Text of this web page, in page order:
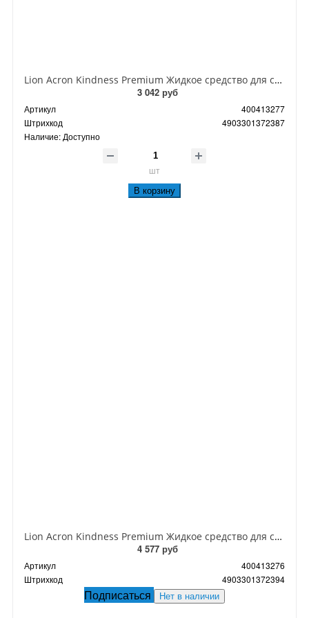
Lion Acron Kindness Premium Жидкое средство для стирки деликатных тканей с премиальной формулой без полоскания 420 мл
3 042 руб
Артикул
400413277
Штрихкод
4903301372387
Наличие: Доступно
шт
В корзину
Lion Acron Kindness Premium Жидкое средство для стирки деликатных тканей с премиальной формулой без полоскания 650 мл в мягкой упаковке
4 577 руб
Артикул
400413276
Штрихкод
4903301372394
Подписаться Нет в наличии